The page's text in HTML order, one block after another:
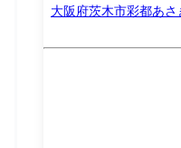
大阪府茨木市彩都あ